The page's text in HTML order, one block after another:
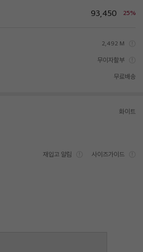
93,450 25%
2,492 M
무이자할부
무료배송
화이트
재입고 알림 사이즈가이드